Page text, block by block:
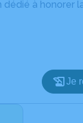
à honorer
Je